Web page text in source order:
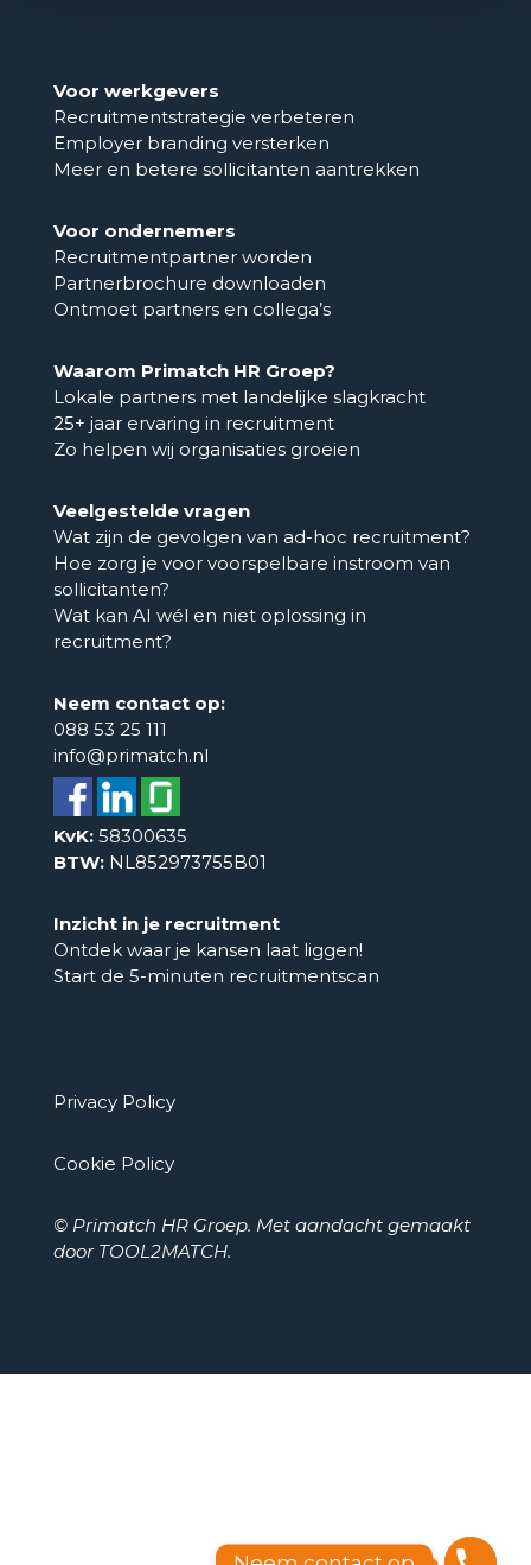
Voor werkgevers
Recruitmentstrategie verbeteren
Employer branding versterken
Meer en betere sollicitanten aantrekken
Voor ondernemers
Recruitmentpartner worden
Partnerbrochure downloaden
Ontmoet partners en collega’s
Waarom Primatch HR Groep?
Lokale partners met landelijke slagkracht
25+ jaar ervaring in recruitment
Zo helpen wij organisaties groeien
Veelgestelde vragen
Wat zijn de gevolgen van ad-hoc recruitment?
Hoe zorg je voor voorspelbare instroom van
sollicitanten?
Wat kan AI wél en niet oplossing in
recruitment?
Neem contact op:
088 53 25 111
info@primatch.nl
KvK:58300635
BTW:NL852973755B01
Inzicht in je recruitment
Ontdek waar je kansen laat liggen!
Start de 5-minuten recruitmentscan
Privacy Policy
Cookie Policy
© Primatch HR Groep. Met aandacht gemaakt
door TOOL2MATCH.